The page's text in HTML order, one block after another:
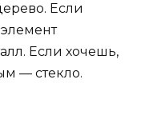
Если
Если хочешь,
— стекло.